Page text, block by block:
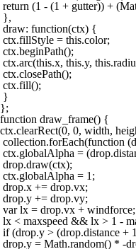
return (1 - (1 + gutter)) +
},
draw: function(ctx) {
ctx.fillStyle = this.color;
ctx.beginPath();
ctx.arc(this.x, this.y,
ctx.closePath();
ctx.fill();
}
};
function draw_frame() {
ctx.clearRect(0, 0, width,
collection.forEach(function
ctx.globalAlpha =
drop.draw(ctx);
ctx.globalAlpha = 1;
drop.x += drop.vx;
drop.y += drop.vy;
var lx = drop.vx + windforce;
lx < maxspeed && lx > 1 -
if (drop.y > (drop.distance +
drop.y = Math.random() * -